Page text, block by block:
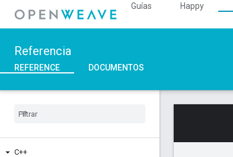
Guías Happy
Referencia
REFERENCE DOCUMENTOS
C++